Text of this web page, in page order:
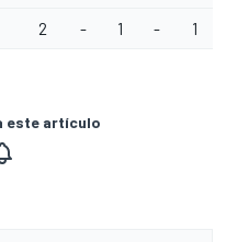
2 - 1 - 1
este artículo